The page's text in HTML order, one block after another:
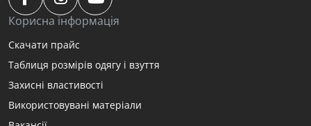
Корисна інформація
Скачати прайс
Таблиця розмірів одягу і взуття
Захисні властивості
Використовувані матеріали